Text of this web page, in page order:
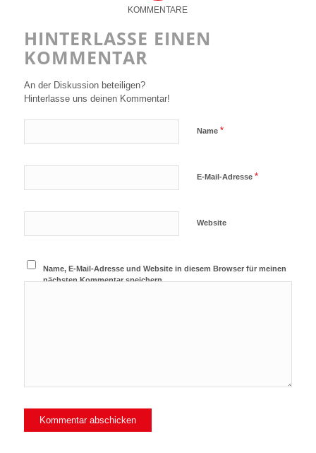
KOMMENTARE
HINTERLASSE EINEN
KOMMENTAR
An der Diskussion beteiligen?
Hinterlasse uns deinen Kommentar!
Name *
E-Mail-Adresse *
Website
Name, E-Mail-Adresse und Website in diesem Browser für meinen
nächsten Kommentar speichern.